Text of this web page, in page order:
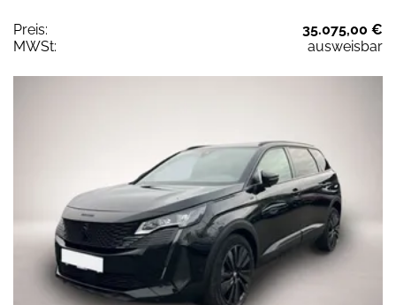
Preis:
35.075,00 €
MWSt:
ausweisbar